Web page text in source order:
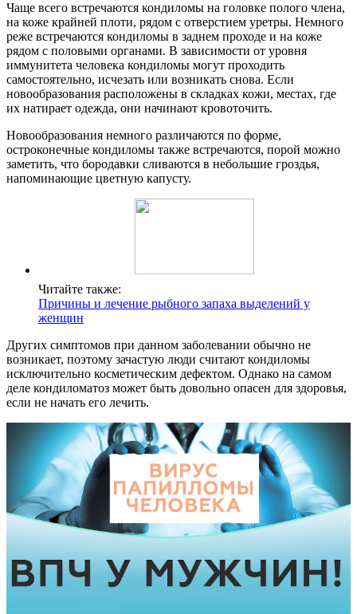
Чаще всего встречаются кондиломы на головке полого члена,
на коже крайней плоти, рядом с отверстием уретры. Немного
реже встречаются кондиломы в заднем проходе и на коже
рядом с половыми органами. В зависимости от уровня
иммунитета человека кондиломы могут проходить
самостоятельно, исчезать или возникать снова. Если
новообразования расположены в складках кожи, местах, где
их натирает одежда, они начинают кровоточить.
Новообразования немного различаются по форме,
остроконечные кондиломы также встречаются, порой можно
заметить, что бородавки сливаются в небольшие гроздья,
напоминающие цветную капусту.
Читайте также:
Причины и лечение рыбного запаха выделений у
женщин
Других симптомов при данном заболевании обычно не
возникает, поэтому зачастую люди считают кондиломы
исключительно косметическим дефектом. Однако на самом
деле кондиломатоз может быть довольно опасен для здоровья,
если не начать его лечить.